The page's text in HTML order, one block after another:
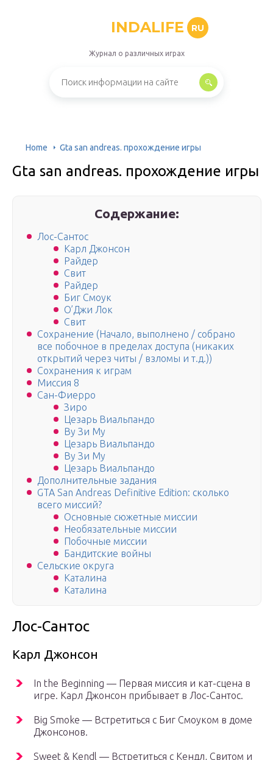
INDALIFE RU
Журнал о различных играх
Home Gta san andreas. прохождение игры
Gta san andreas. прохождение игры
Содержание:
Лос-Сантос
Карл Джонсон
Райдер
Свит
Райдер
Биг Смоук
О’Джи Лок
Свит
Сохранение (Начало, выполнено / собрано
все побочное в пределах доступа (никаких
открытий через читы / взломы и т.д.))
Сохранения к играм
Миссия 8
Сан-Фиерро
Зиро
Цезарь Виальпандо
Ву Зи Му
Цезарь Виальпандо
Ву Зи Му
Цезарь Виальпандо
Дополнительные задания
GTA San Andreas Definitive Edition: сколько
всего миссий?
Основные сюжетные миссии
Необязательные миссии
Побочные миссии
Бандитские войны
Сельские округа
Каталина
Каталина
Лос-Сантос
Карл Джонсон
In the Beginning — Первая миссия и кат-сцена в
игре. Карл Джонсон прибывает в Лос-Сантос.
Big Smoke — Встретиться с Биг Смоуком в доме
Джонсонов.
Sweet & Kendl — Встретиться с Кендл, Свитом и